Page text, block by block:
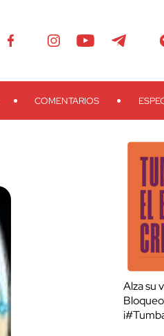
COMENTARIOS
Alza su